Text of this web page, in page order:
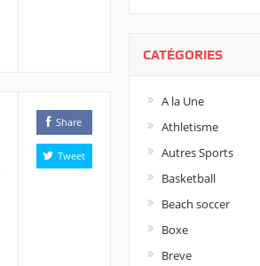
Share
Tweet
CATÉGORIES
A la Une
Athletisme
Autres Sports
Basketball
Beach soccer
Boxe
Breve